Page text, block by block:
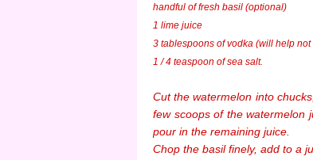
handful of fresh basil (optional)
1 lime juice
3 tablespoons of vodka (will help
1 / 4 teaspoon of sea salt.
Cut the watermelon into
few scoops of the watermelon
pour in the remaining juice.
Chop the basil finely, add to a